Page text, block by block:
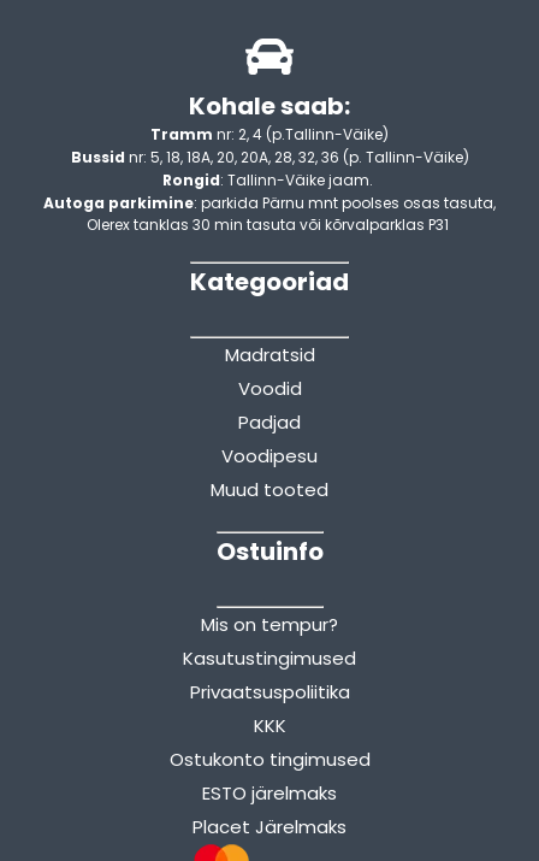
Kohale saab:
Tramm nr: 2, 4 (p.Tallinn-Väike)
Bussid nr: 5, 18, 18A, 20, 20A, 28, 32, 36 (p. Tallinn-Väike)
Rongid: Tallinn-Väike jaam.
Autoga parkimine: parkida Pärnu mnt poolses osas tasuta,
Olerex tanklas 30 min tasuta või kõrvalparklas P31
Kategooriad
Madratsid
Voodid
Padjad
Voodipesu
Muud tooted
Ostuinfo
Mis on tempur?
Kasutustingimused
Privaatsuspoliitika
KKK
Ostukonto tingimused
ESTO järelmaks
Placet Järelmaks